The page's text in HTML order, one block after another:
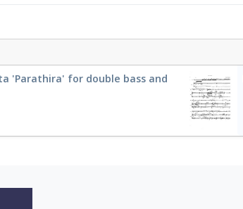
'Parathira' for double bass and